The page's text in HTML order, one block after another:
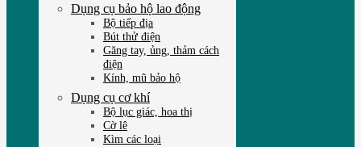
Dụng cụ bảo hộ lao động
Bộ tiếp địa
Bút thử điện
Găng tay, ủng, thảm cách
điện
Kính, mũ bảo hộ
Dụng cụ cơ khí
Bộ lục giác, hoa thị
Cờ lê
Kìm các loại